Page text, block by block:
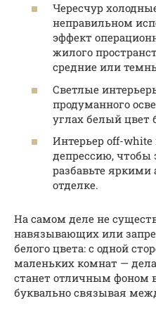
Чересчур
неправильном
эффект
жилого
средние или
Светлые
продуманного
углах белый цвет
Интерьер off-
депрессию, чтобы
разбавьте
отделке.
На самом деле не
навязывающих или
белого цвета: с одной
маленьких комнат —
станет отличным фоном
буквально связывая